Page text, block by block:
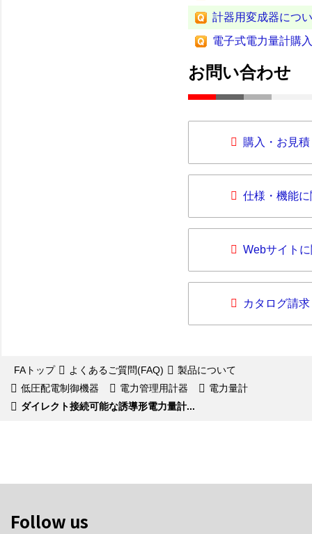
計器用変成器につ
電子式電力量計購
お問い合わせ
購入・お見
仕様・機能
Webサイト
カタログ請求
FAトップ よくあるご質問(FAQ)
製品について
低圧配電制御機器
電力管理用計器
電力量計
ダイレクト接続可能な誘導形電力量計...
Follow us